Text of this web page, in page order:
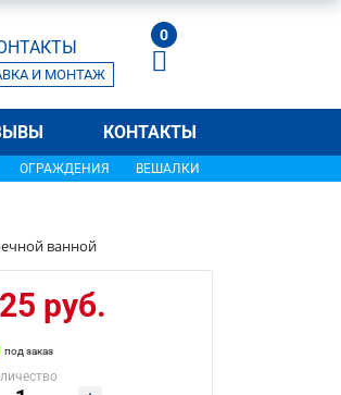
И МОНТАЖ
0
КОНТАКТЫ
ОГРАЖДЕНИЯ ВЕШАЛКИ
ванной
руб.
под заказ